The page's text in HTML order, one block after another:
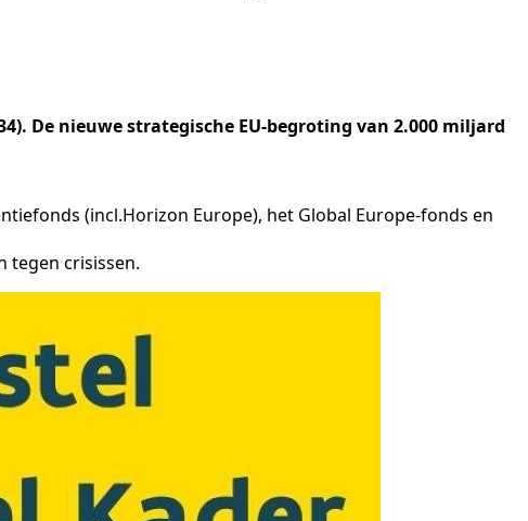
De nieuwe strategische EU-begroting van 2.000 miljard
(incl.Horizon Europe), het Global Europe-fonds en
tegen crisissen.